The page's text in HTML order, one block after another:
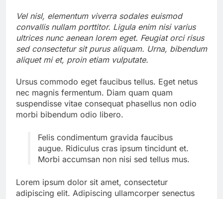
Vel nisl, elementum viverra sodales euismod
convallis nullam porttitor. Ligula enim nisi varius
ultrices nunc aenean lorem eget. Feugiat orci risus
sed consectetur sit purus aliquam. Urna, bibendum
aliquet mi et, proin etiam vulputate.
Ursus commodo eget faucibus tellus. Eget netus
nec magnis fermentum. Diam quam quam
suspendisse vitae consequat phasellus non odio
morbi bibendum odio libero.
Felis condimentum gravida faucibus
augue. Ridiculus cras ipsum tincidunt et.
Morbi accumsan non nisi sed tellus mus.
Lorem ipsum dolor sit amet, consectetur
adipiscing elit. Adipiscing ullamcorper senectus